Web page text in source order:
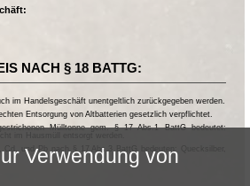
NACH § 18 BATTG:
im Handelsgeschäft unentgeltlich zurückgegeben werden.
Entsorgung von Altbatterien gesetzlich verpflichtet.
Mülltonne gem. § 17 Abs.1 BattG bedeutet:
Cd, und Pb nach § 17 Abs.3 BattG bedeuten: Quecksilber,
Verwendung von